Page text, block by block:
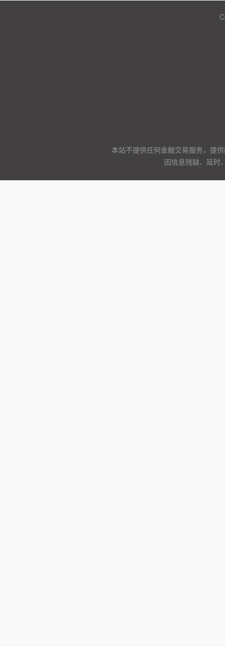
本站不提供任何金融交易服务，提
因信息残缺、延时